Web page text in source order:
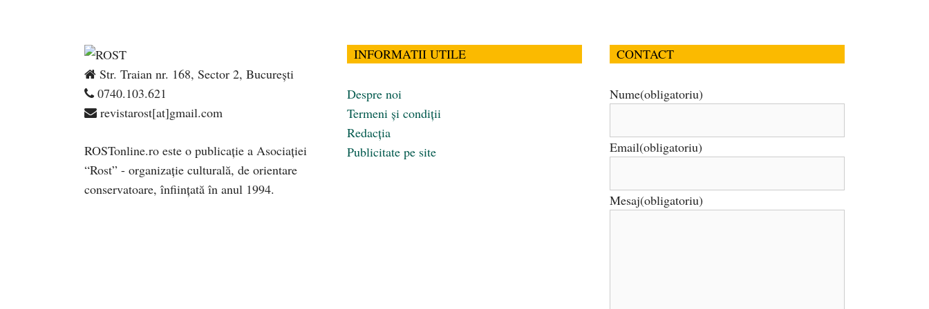
Str. Traian nr. 168, Sector 2, București
0740.103.621
revistarost[at]gmail.com
ROSTonline.ro este o publicaţie a Asociaţiei
“Rost” - organizaţie culturală, de orientare
conservatoare, înfiinţată în anul 1994.
INFORMATII UTILE
Despre noi
Termeni și condiții
Redacția
Publicitate pe site
CONTACT
Nume(obligatoriu)
Email(obligatoriu)
Mesaj(obligatoriu)